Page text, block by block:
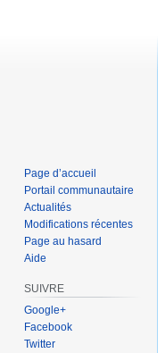
Page d’accueil
Portail communautaire
Actualités
Modifications récentes
Page au hasard
Aide
SUIVRE
Google+
Facebook
Twitter